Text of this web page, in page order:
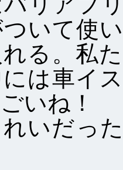
いて使
る。私
は車イ
いね！
いだっ